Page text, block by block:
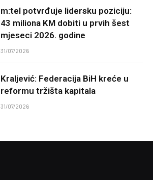
m:tel potvrđuje lidersku poziciju:
43 miliona KM dobiti u prvih šest
mjeseci 2026. godine
31/07/2026
Kraljević: Federacija BiH kreće u
reformu tržišta kapitala
31/07/2026